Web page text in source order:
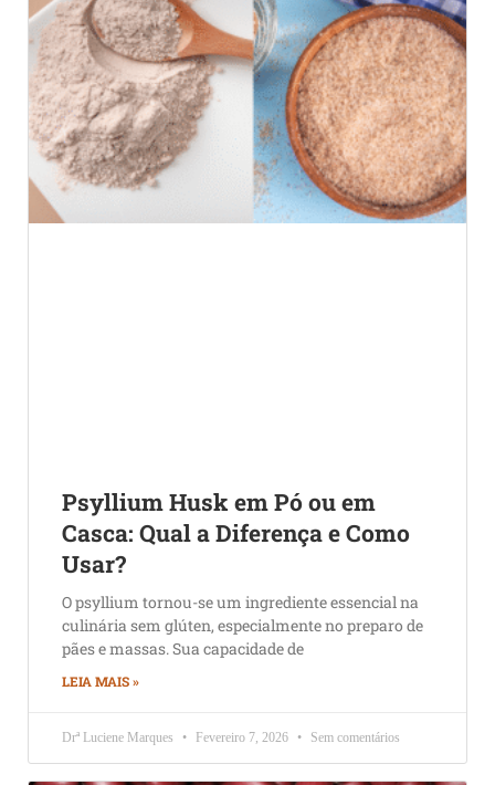
Psyllium Husk em Pó ou em
Casca: Qual a Diferença e Como
Usar?
O psyllium tornou-se um ingrediente essencial na
culinária sem glúten, especialmente no preparo de
pães e massas. Sua capacidade de
LEIA MAIS »
Drª Luciene Marques Fevereiro 7, 2026 Sem comentários